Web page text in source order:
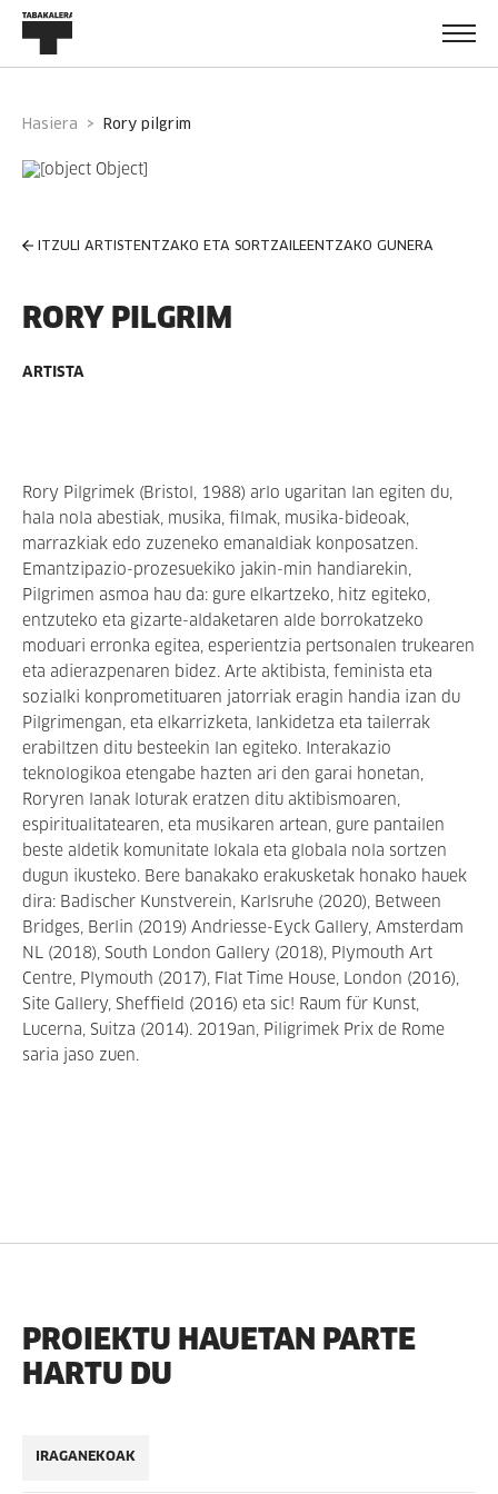
Hasiera rory pilgrim
ITZULI ARTISTENTZAKO ETA SORTZAILEENTZAKO GUNERA
RORY PILGRIM
ARTISTA
Rory Pilgrimek (Bristol, 1988) arlo ugaritan lan egiten du,
hala nola abestiak, musika, filmak, musika-bideoak,
marrazkiak edo zuzeneko emanaldiak konposatzen.
Emantzipazio-prozesuekiko jakin-min handiarekin,
Pilgrimen asmoa hau da: gure elkartzeko, hitz egiteko,
entzuteko eta gizarte-aldaketaren alde borrokatzeko
moduari erronka egitea, esperientzia pertsonalen trukearen
eta adierazpenaren bidez. Arte aktibista, feminista eta
sozialki konprometituaren jatorriak eragin handia izan du
Pilgrimengan, eta elkarrizketa, lankidetza eta tailerrak
erabiltzen ditu besteekin lan egiteko. Interakazio
teknologikoa etengabe hazten ari den garai honetan,
Roryren lanak loturak eratzen ditu aktibismoaren,
espiritualitatearen, eta musikaren artean, gure pantailen
beste aldetik komunitate lokala eta globala nola sortzen
dugun ikusteko. Bere banakako erakusketak honako hauek
dira: Badischer Kunstverein, Karlsruhe (2020), Between
Bridges, Berlin (2019) Andriesse-Eyck Gallery, Amsterdam
NL (2018), South London Gallery (2018), Plymouth Art
Centre, Plymouth (2017), Flat Time House, London (2016),
Site Gallery, Sheffield (2016) eta sic! Raum für Kunst,
Lucerna, Suitza (2014). 2019an, Piligrimek Prix de Rome
saria jaso zuen.
PROIEKTU HAUETAN PARTE
HARTU DU
IRAGANEKOAK